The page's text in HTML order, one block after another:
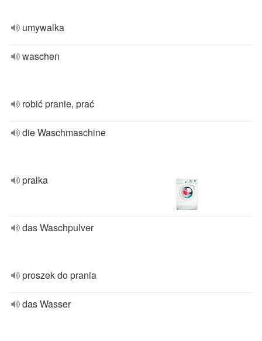
umywalka
waschen
robić pranie, prać
die Waschmaschine
pralka
das Waschpulver
proszek do prania
das Wasser